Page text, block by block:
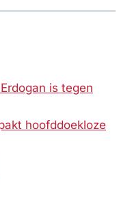
is tegen
hoofddoekloze